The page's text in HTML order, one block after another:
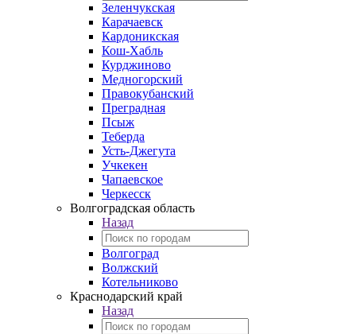
Зеленчукская
Карачаевск
Кардоникская
Кош-Хабль
Курджиново
Медногорский
Правокубанский
Преградная
Псыж
Теберда
Усть-Джегута
Учкекен
Чапаевское
Черкесск
Волгоградская область
Назад
Волгоград
Волжский
Котельниково
Краснодарский край
Назад